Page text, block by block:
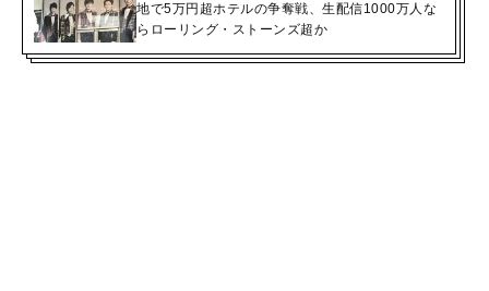
地で5万円超ホテルの争奪戦、生配信1000万人な
らローリング・ストーンズ超か